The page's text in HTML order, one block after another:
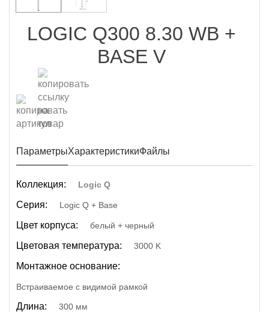
LOGIC Q300 8.30 WB +
BASE V
ПараметрыХарактеристикиФайлы
Коллекция: Logic Q
Серия: Logic Q + Base
Цвет корпуса: белый + черный
Цветовая температура: 3000 K
Монтажное основание:
Встраиваемое с видимой рамкой
Длина: 300 мм